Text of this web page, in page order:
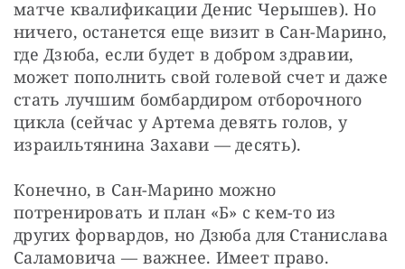
матче квалификации Денис Черышев). Но
ничего, останется еще визит в Сан-Марино,
где Дзюба, если будет в добром здравии,
может пополнить свой голевой счет и даже
стать лучшим бомбардиром отборочного
цикла (сейчас у Артема девять голов, у
израильтянина Захави — десять).
Конечно, в Сан-Марино можно
потренировать и план «Б» с кем-то из
других форвардов, но Дзюба для Станислава
Саламовича — важнее. Имеет право.